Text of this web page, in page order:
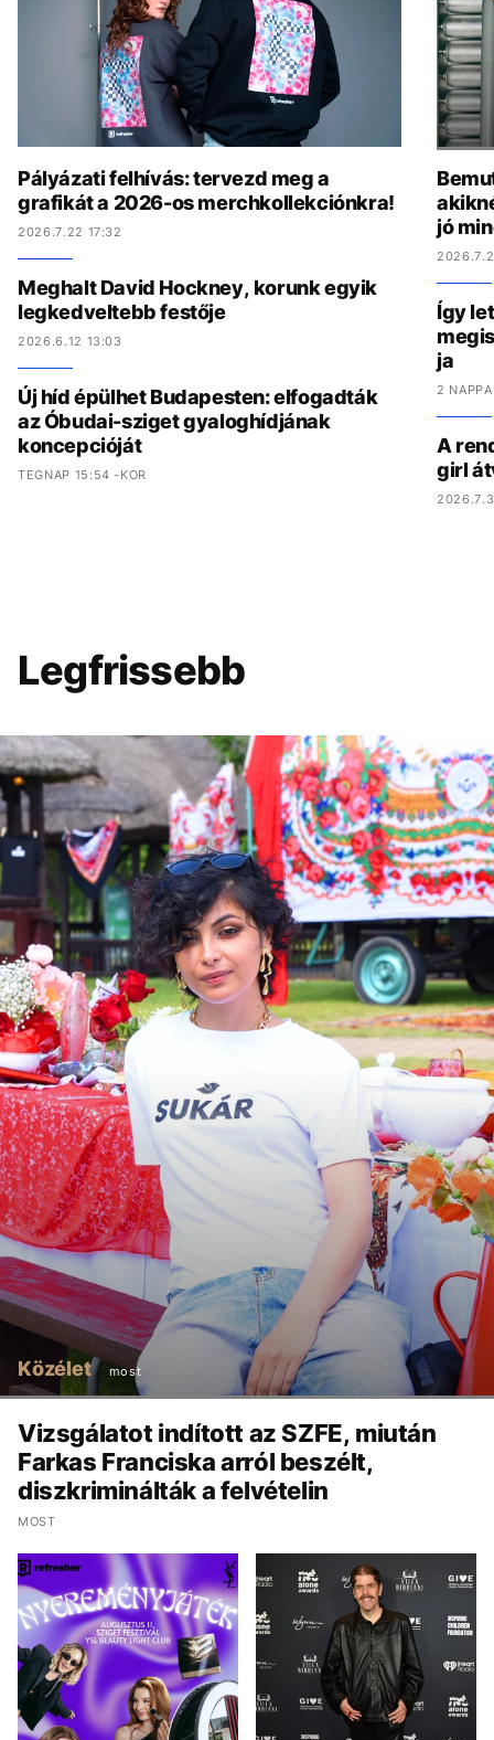
Pályázati felhívás: tervezd meg a
grafikát a 2026-os merchkollekciónkra!
2026.7.22 17:32
Meghalt David Hockney, korunk egyik
legkedveltebb festője
2026.6.12 13:03
Új híd épülhet Budapesten: elfogadták
az Óbudai-sziget gyaloghídjának
koncepcióját
TEGNAP 15:54 -KOR
jó
Így
ja
2
A
girl
Legfrissebb
Közélet most
Vizsgálatot indított az SZFE, miután
Farkas Franciska arról beszélt,
diszkriminálták a felvételin
MOST